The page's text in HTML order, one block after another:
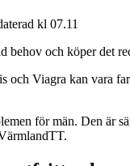
kl 07.11
behov och köper det
och Viagra kan vara
för män. Den är